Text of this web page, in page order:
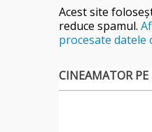
Acest site
reduce spamul.
procesate
CINEAMATOR PE